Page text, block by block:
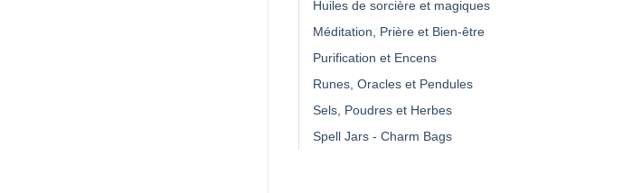
Huiles de sorcière et magiques
Méditation, Prière et Bien-être
Purification et Encens
Runes, Oracles et Pendules
Sels, Poudres et Herbes
Spell Jars - Charm Bags